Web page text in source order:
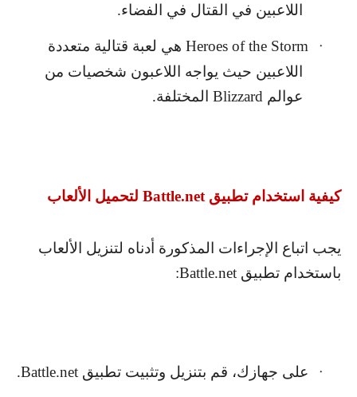
اللاعبين في القتال في الفضاء.
·
Heroes of the Storm هي لعبة قتالية متعددة
اللاعبين حيث يواجه اللاعبون شخصيات من
عوالم Blizzard المختلفة.
كيفية استخدام تطبيقBattle.net لتحميل الألعاب
يجب اتباع الإجراءات المذكورة أدناه لتنزيل الألعاب
باستخدام تطبيق Battle.net
:
· على جهازك، قم بتنزيل وتثبيت تطبيق Battle.net
.